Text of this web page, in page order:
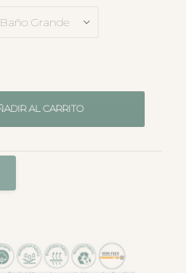
AL CARRITO